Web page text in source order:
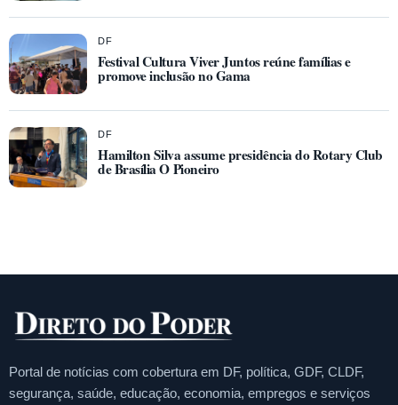
DF
Festival Cultura Viver Juntos reúne famílias e
promove inclusão no Gama
DF
Hamilton Silva assume presidência do Rotary Club
de Brasília O Pioneiro
Portal de notícias com cobertura em DF, política, GDF, CLDF,
segurança, saúde, educação, economia, empregos e serviços